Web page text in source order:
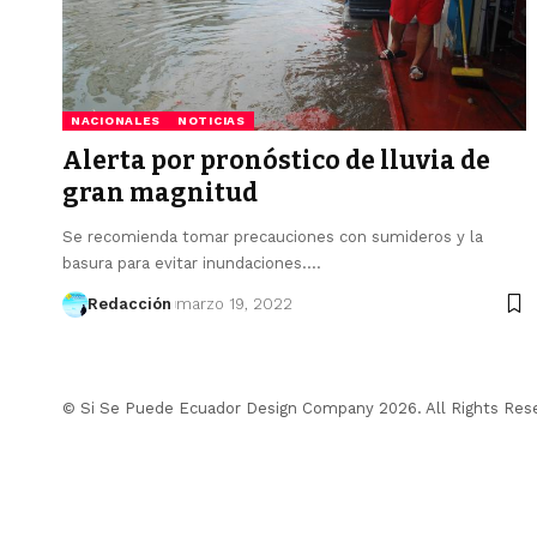
NACIONALES NOTICIAS
Alerta por pronóstico de lluvia de
gran magnitud
Se recomienda tomar precauciones con sumideros y la
basura para evitar inundaciones.…
Redacción marzo 19, 2022
© Si Se Puede Ecuador Design Company 2026. All Rights